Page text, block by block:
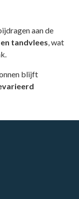
aan de
tandvlees, wat
blijft